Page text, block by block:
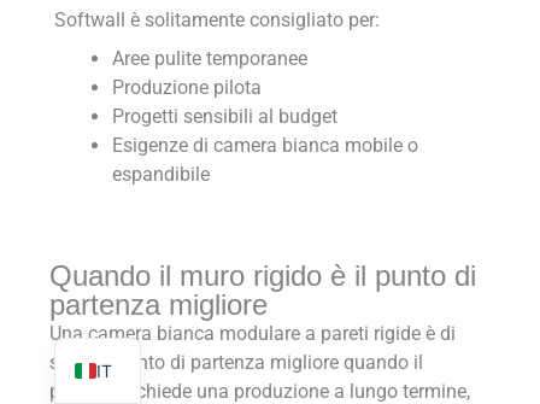
Softwall è solitamente consigliato per:
Aree pulite temporanee
Produzione pilota
Progetti sensibili al budget
Esigenze di camera bianca mobile o
espandibile
Quando il muro rigido è il punto di
partenza migliore
Una camera bianca modulare a pareti rigide è di
solito il punto di partenza migliore quando il
progetto richiede una produzione a lungo termine,
IT
EN
FR
RU
ES
PL
TR